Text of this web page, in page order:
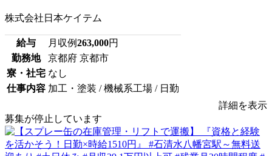
株式会社日本ケイテム
給与 月収例263,000円
勤務地
京都府 京都市
寮・社宅 なし
仕事内容 加工・塗装 / 機械系工場 / 日勤
詳細を表示
募集が停止しています